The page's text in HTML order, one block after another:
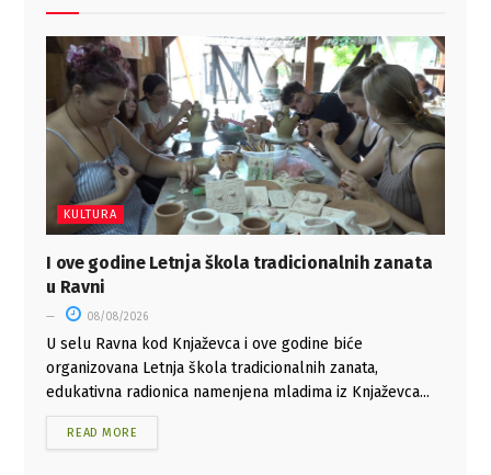
KULTURA
I ove godine Letnja škola tradicionalnih zanata
u Ravni
08/08/2026
U selu Ravna kod Knjaževca i ove godine biće
organizovana Letnja škola tradicionalnih zanata,
edukativna radionica namenjena mladima iz Knjaževca...
READ MORE